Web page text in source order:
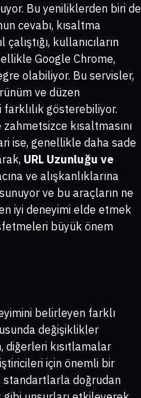
Bu yeniliklerden biri de
cevabı, kısaltma
kullanıcıların
Google Chrome,
olabiliyor. Bu servisler,
ve düzen
farklılık gösterebiliyor.
kısaltmasını
ise, genellikle daha sade
URL Uzunluğu ve
ve alışkanlıklarına
ve bu araçların ne
iyi deneyimi elde etmek
büyük önem
belirleyen farklı
değişiklikler
diğerleri kısıtlamalar
için önemli bir
standartlarla doğrudan